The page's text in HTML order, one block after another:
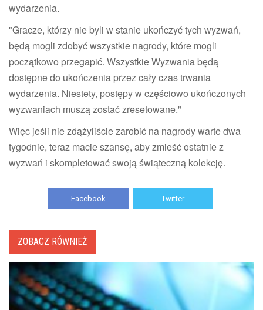
wydarzenia.
"Gracze, którzy nie byli w stanie ukończyć tych wyzwań,
będą mogli zdobyć wszystkie nagrody, które mogli
początkowo przegapić. Wszystkie Wyzwania będą
dostępne do ukończenia przez cały czas trwania
wydarzenia. Niestety, postępy w częściowo ukończonych
wyzwaniach muszą zostać zresetowane."
Więc jeśli nie zdążyliście zarobić na nagrody warte dwa
tygodnie, teraz macie szansę, aby zmieść ostatnie z
wyzwań i skompletować swoją świąteczną kolekcję.
Facebook Twitter
ZOBACZ RÓWNIEŻ